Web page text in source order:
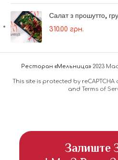
Салат з прошутто,
310.00 грн.
Ресторан «Мельница» 2023
This site is protected by
and Terms of
Залиште